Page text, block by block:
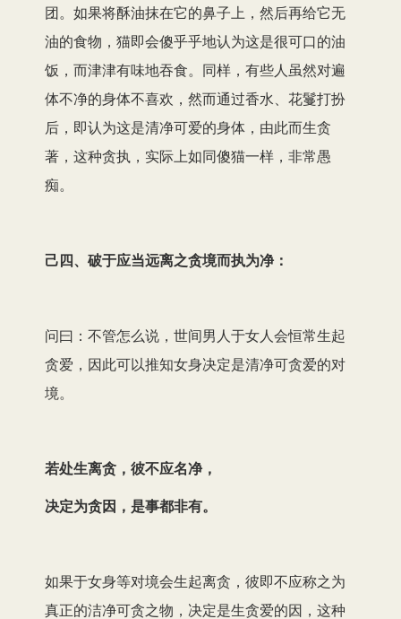
团。如果将酥油抹在它的鼻子上，然后再给它无
油的食物，猫即会傻乎乎地认为这是很可口的油
饭，而津津有味地吞食。同样，有些人虽然对遍
体不净的身体不喜欢，然而通过香水、花鬘打扮
后，即认为这是清净可爱的身体，由此而生贪
著，这种贪执，实际上如同傻猫一样，非常愚
痴。
己四、破于应当远离之贪境而执为净：
问曰：不管怎么说，世间男人于女人会恒常生起
贪爱，因此可以推知女身决定是清净可贪爱的对
境。
若处生离贪，彼不应名净，
决定为贪因，是事都非有。
如果于女身等对境会生起离贪，彼即不应称之为
真正的洁净可贪之物，决定是生贪爱的因，这种